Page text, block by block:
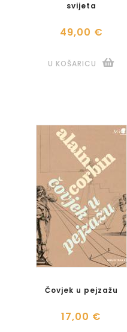
svijeta
49,00 €
U KOŠARICU
Čovjek u pejzažu
17,00 €